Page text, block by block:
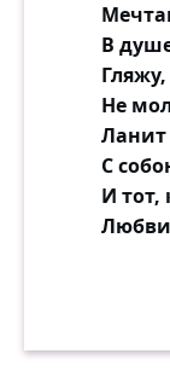
В
Не
С
И тот,
Любви